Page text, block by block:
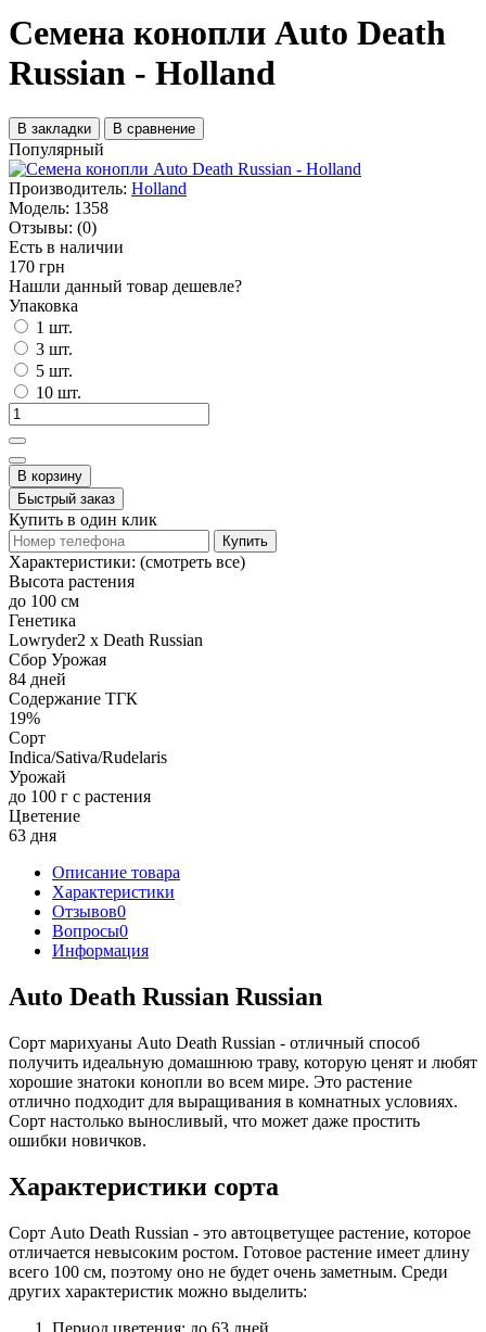
Семена конопли Auto Death
Russian - Holland
В закладки В сравнение
Популярный
Производитель: Holland
Модель: 1358
Отзывы: (0)
Есть в наличии
170 грн
Нашли данный товар дешевле?
Упаковка
1 шт.
3 шт.
5 шт.
10 шт.
В корзину
Быстрый заказ
Купить в один клик
Купить
Характеристики: (смотреть все)
Высота растения
до 100 см
Генетика
Lowryder2 x Death Russian
Сбор Урожая
84 дней
Содержание ТГК
19%
Сорт
Indica/Sativa/Rudelaris
Урожай
до 100 г с растения
Цветение
63 дня
Описание товара
Характеристики
Отзывов0
Вопросы0
Информация
Auto Death Russian Russian
Сорт марихуаны Auto Death Russian - отличный способ
получить идеальную домашнюю траву, которую ценят и любят
хорошие знатоки конопли во всем мире. Это растение
отлично подходит для выращивания в комнатных условиях.
Сорт настолько выносливый, что может даже простить
ошибки новичков.
Характеристики сорта
Сорт Auto Death Russian - это автоцветущее растение, которое
отличается невысоким ростом. Готовое растение имеет длину
всего 100 см, поэтому оно не будет очень заметным. Среди
других характеристик можно выделить:
Период цветения: до 63 дней.